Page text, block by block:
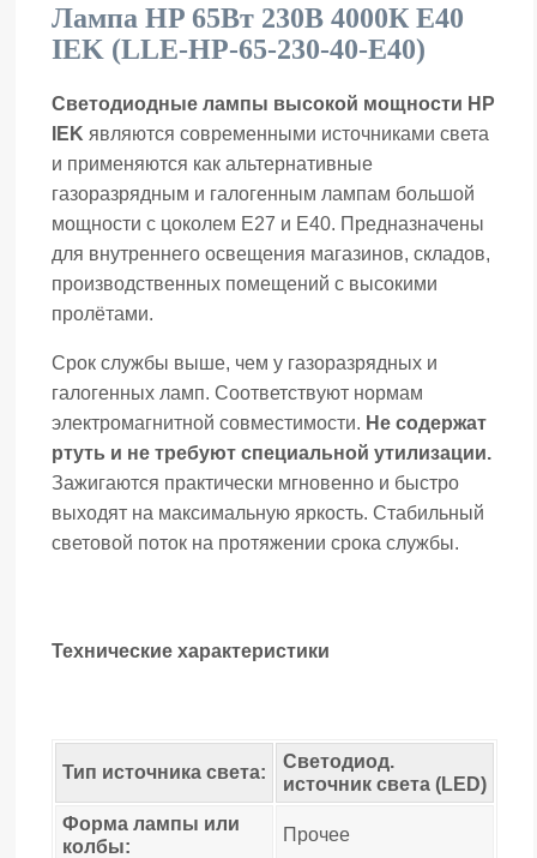
Лампа HP 65Вт 230В 4000К E40
IEK (LLE-HP-65-230-40-E40)
Светодиодные лампы высокой мощности HP
IEK являются современными источниками света
и применяются как альтернативные
газоразрядным и галогенным лампам большой
мощности с цоколем Е27 и Е40. Предназначены
для внутреннего освещения магазинов, складов,
производственных помещений с высокими
пролётами.
Срок службы выше, чем у газоразрядных и
галогенных ламп. Соответствуют нормам
электромагнитной совместимости. Не содержат
ртуть и не требуют специальной утилизации.
Зажигаются практически мгновенно и быстро
выходят на максимальную яркость. Стабильный
световой поток на протяжении срока службы.
Технические характеристики
Тип источника света:
Светодиод.
источник света (LED)
Форма лампы или
колбы:
Прочее